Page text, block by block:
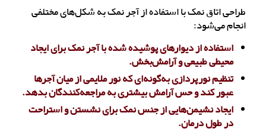
طراحی اتاق نمک با استفاده از آجر نمک به شکل‌های مختلفی
انجام می‌شود:
استفاده از دیوارهای پوشیده شده با آجر نمک برای ایجاد
محیطی طبیعی و آرامش‌بخش.
تنظیم نورپردازی به‌گونه‌ای که نور ملایمی از میان آجرها
عبور کند و حس آرامش بیشتری به مراجعه‌کنندگان بدهد.
ایجاد نشیمن‌هایی از جنس نمک برای نشستن و استراحت
در طول درمان.